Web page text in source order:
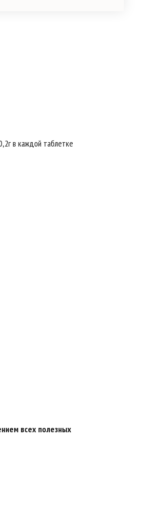
в каждой таблетке
всех полезных